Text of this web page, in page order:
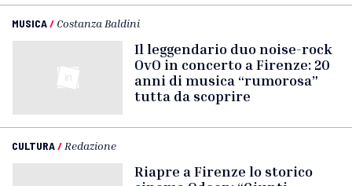
MUSICA/ Costanza Baldini
Il leggendario duo noise-rock
OvO in concerto a Firenze: 20
anni di musica “rumorosa”
tutta da scoprire
CULTURA/ Redazione
Riapre a Firenze lo storico